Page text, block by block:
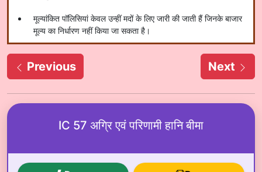
मूल्यांकित पॉलिसियां केवल उन्हीं मदों के लिए जारी की जाती हैं जिनके बाजार
मूल्य का निर्धारण नहीं किया जा सकता है।
Previous Next
IC 57 अग्रि एवं परिणामी हानि बीमा